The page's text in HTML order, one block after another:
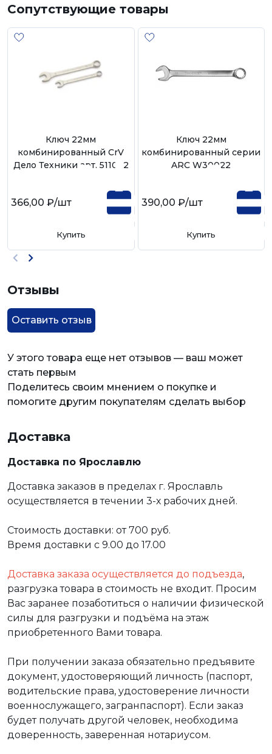
Сопутствующие товары
Ключ 22мм
комбинированный CrV
Дело Техники арт. 511022
366,00 ₽/шт
Купить
Ключ 22мм
комбинированный серии
ARC W30022
390,00 ₽/шт
Купить
Отзывы
Оставить отзыв
У этого товара еще нет отзывов — ваш может
стать первым
Поделитесь своим мнением о покупке и
помогите другим покупателям сделать выбор
Доставка
Доставка по Ярославлю
Доставка заказов в пределах г. Ярославль
осуществляется в течении 3-х рабочих дней.
Стоимость доставки: от 700 руб.
Время доставки с 9.00 до 17.00
Доставка заказа осуществляется до подъезда,
разгрузка товара в стоимость не входит. Просим
Вас заранее позаботиться о наличии физической
силы для разгрузки и подъёма на этаж
приобретенного Вами товара.
При получении заказа обязательно предъявите
документ, удостоверяющий личность (паспорт,
водительские права, удостоверение личности
военнослужащего, загранпаспорт). Если заказ
будет получать другой человек, необходима
доверенность, заверенная нотариусом.